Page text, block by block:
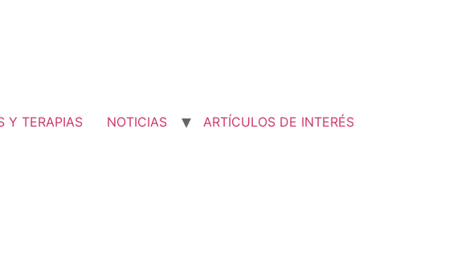
Y TERAPIAS NOTICIAS
ARTÍCULOS DE INTERÉS